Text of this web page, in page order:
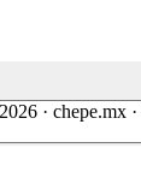
· chepe.mx